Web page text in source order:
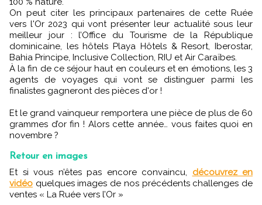
On peut citer les principaux partenaires de cette Ruée
vers l'Or 2023 qui vont présenter leur actualité sous leur
meilleur jour : l’Office du Tourisme de la République
dominicaine, les hôtels Playa Hôtels & Resort, Iberostar,
Bahia Principe, Inclusive Collection, RIU et Air Caraïbes.
À la fin de ce séjour haut en couleurs et en émotions, les 3
agents de voyages qui vont se distinguer parmi les
finalistes gagneront des pièces d'or !
Et le grand vainqueur remportera une pièce de plus de 60
grammes d’or fin ! Alors cette année… vous faites quoi en
novembre ?
Retour en images
Et si vous n’êtes pas encore convaincu, découvrez en
vidéo quelques images de nos précédents challenges de
ventes « La Ruée vers l’Or »